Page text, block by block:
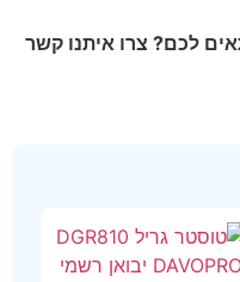
לכם? צרו איתנו קשר